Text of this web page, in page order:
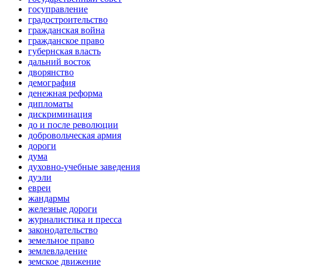
госуправление
градостроительство
гражданская война
гражданское право
губернская власть
дальний восток
дворянство
демография
денежная реформа
дипломаты
дискриминация
до и после революции
добровольческая армия
дороги
дума
духовно-учебные заведения
дуэли
евреи
жандармы
железные дороги
журналистика и пресса
законодательство
земельное право
землевладение
земское движение